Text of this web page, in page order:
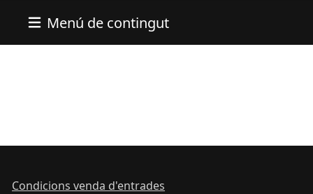
Menú de contingut
Condicions venda d'entrades